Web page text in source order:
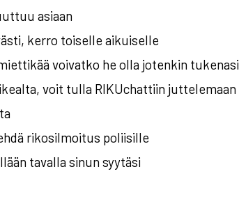
asiaan
kerro toiselle aikuiselle
voivatko he olla jotenkin tukenasi
voit tulla RIKUchattiin juttelemaan
rikosilmoitus poliisille
tavalla sinun syytäsi